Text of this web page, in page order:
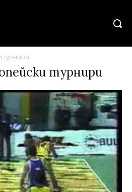
турнири
турнири